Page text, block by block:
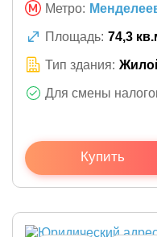
Метро:
Площадь: 74,3
Тип здания:
Для смены
Купить